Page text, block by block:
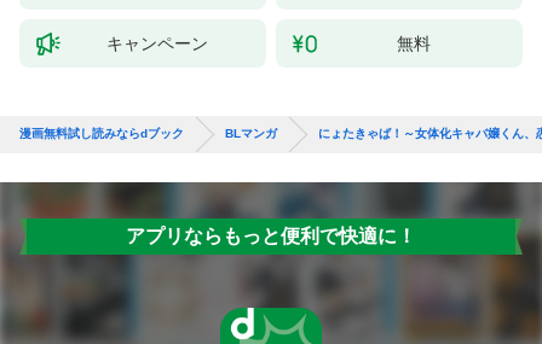
キャンペーン 無料
漫画無料試し読みならdブック BLマンガ にょたきゃば！～女体化キャバ嬢くん、
アプリならもっと便利で快適に！